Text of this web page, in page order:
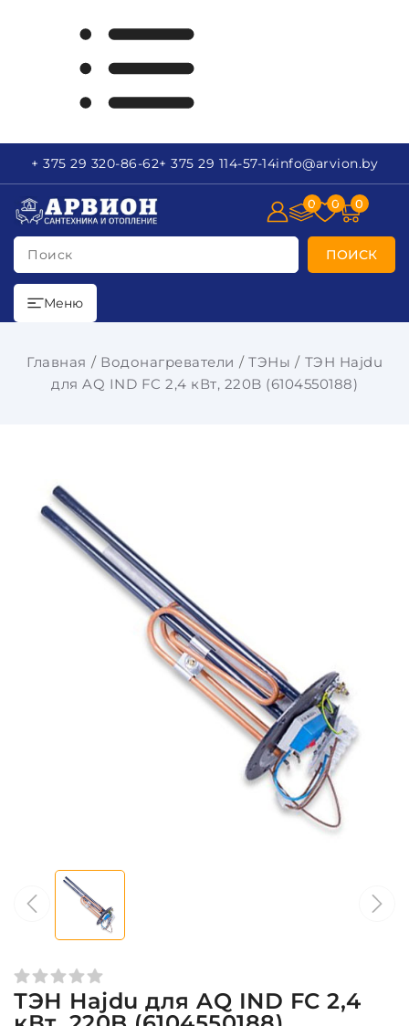
+ 375 29 320-86-62+ 375 29 114-57-14info@arvion.by
Поиск ПОИСК
0 0 0
Меню
Главная Водонагреватели ТЭНы
ТЭН Hajdu
для AQ IND FC 2,4 кВт, 220B (6104550188)
ТЭН Hajdu для AQ IND FC 2,4